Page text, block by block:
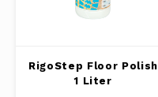
RigoStep Floor Polish
1 Liter